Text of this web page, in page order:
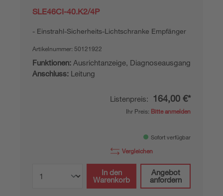
SLE46CI-40.K2/4P
Einstrahl-Sicherheits-Lichtschranke Empfänger
Artikelnummer: 50121922
Funktionen: Ausrichtanzeige, Diagnoseausgang
Anschluss: Leitung
Listenpreis: 164,00 €*
Ihr Preis: Bitte anmelden
Sofort verfügbar
Vergleichen
In den
Warenkorb
Angebot
anfordern